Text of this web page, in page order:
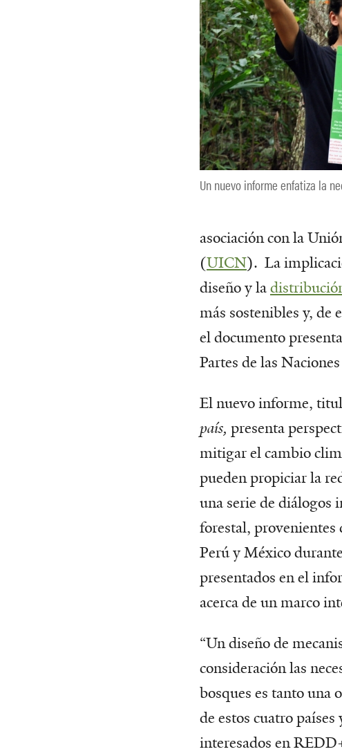
Un nuevo informe enfatiza la
asociación con la
(UICN). La
diseño y la
más sostenibles y, de
el documento
Partes de las
El nuevo informe,
país, presenta
mitigar el cambio
pueden propiciar la
una serie de diálogos
forestal, provenientes
Perú y México
presentados en el
acerca de un marco
“Un diseño de
consideración las
bosques es tanto una
de estos cuatro países
interesados en